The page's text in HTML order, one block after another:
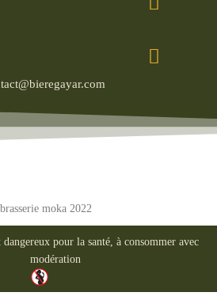
moka 2022
dangereux pour la santé, à consommer avec
modération